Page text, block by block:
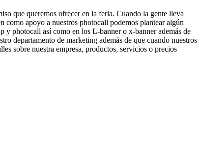
que queremos ofrecer en la feria. Cuando la gente lleva
como apoyo a nuestros photocall podemos plantear algún
y photocall así como en los L-banner o x-banner además de
departamento de marketing además de que cuando nuestros
sobre nuestra empresa, productos, servicios o precios